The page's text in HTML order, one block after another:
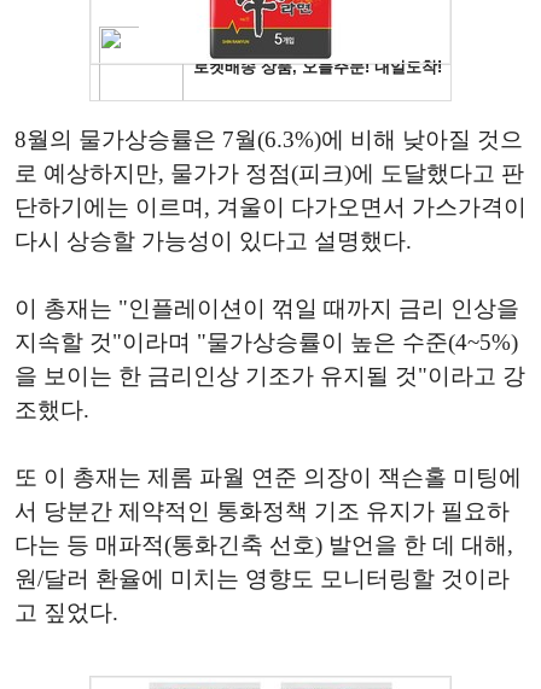
8월의 물가상승률은 7월(6.3%)에 비해 낮아질 것으
로 예상하지만, 물가가 정점(피크)에 도달했다고 판
단하기에는 이르며, 겨울이 다가오면서 가스가격이
다시 상승할 가능성이 있다고 설명했다.
이 총재는 "인플레이션이 꺾일 때까지 금리 인상을
지속할 것"이라며 "물가상승률이 높은 수준(4~5%)
을 보이는 한 금리인상 기조가 유지될 것"이라고 강
조했다.
또 이 총재는 제롬 파월 연준 의장이 잭슨홀 미팅에
서 당분간 제약적인 통화정책 기조 유지가 필요하
다는 등 매파적(통화긴축 선호) 발언을 한 데 대해,
원/달러 환율에 미치는 영향도 모니터링할 것이라
고 짚었다.